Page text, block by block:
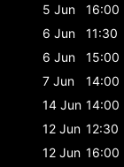
5 Jun
16:00
6 Jun
11:30
6 Jun
15:00
7 Jun
14:00
14 Jun 14:00
12 Jun 12:30
12 Jun 16:00